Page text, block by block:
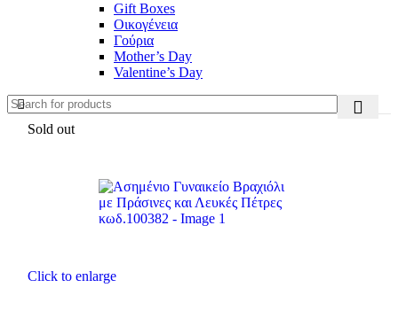
Gift Boxes
Οικογένεια
Γούρια
Mother’s Day
Valentine’s Day
Sold out
Click to enlarge